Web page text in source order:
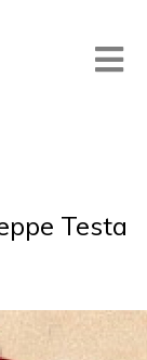
Testa